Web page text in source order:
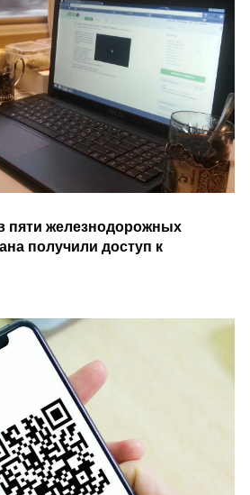
пяти железнодорожных
получили доступ к